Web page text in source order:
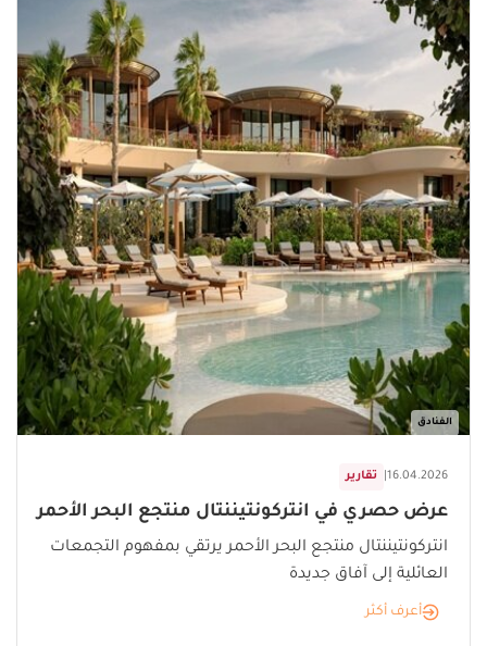
الفنادق
تقارير 16.04.2026
عرض حصري في انتركونتيننتال منتجع البحر الأحمر
انتركونتيننتال منتجع البحر الأحمر يرتقي بمفهوم التجمعات
العائلية إلى آفاق جديدة
أعرف أكثر